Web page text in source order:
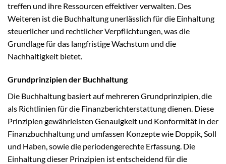
treffen und ihre Ressourcen effektiver verwalten. Des
Weiteren ist die Buchhaltung unerlässlich für die Einhaltung
steuerlicher und rechtlicher Verpflichtungen, was die
Grundlage für das langfristige Wachstum und die
Nachhaltigkeit bietet.
Grundprinzipien der Buchhaltung
Die Buchhaltung basiert auf mehreren Grundprinzipien, die
als Richtlinien für die Finanzberichterstattung dienen. Diese
Prinzipien gewährleisten Genauigkeit und Konformität in der
Finanzbuchhaltung und umfassen Konzepte wie Doppik, Soll
und Haben, sowie die periodengerechte Erfassung. Die
Einhaltung dieser Prinzipien ist entscheidend für die